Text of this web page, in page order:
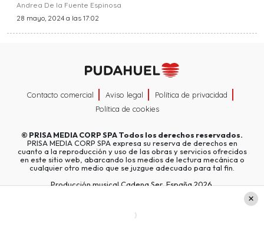
Andrea De la Fuente Espinosa
28 mayo, 2024 a las 17:02
Contacto comercial Aviso legal
Política de privacidad
Política de cookies
© PRISA MEDIA CORP SPATodos los derechos reservados.
PRISA MEDIA CORP SPA expresa su reserva de derechos en
cuanto a la reproducción y uso de las obras y servicios ofrecidos
en este sitio web, abarcando los medios de lectura mecánica o
cualquier otro medio que se juzgue adecuado para tal fin.
Producción musical Cadena Ser, España 2026.